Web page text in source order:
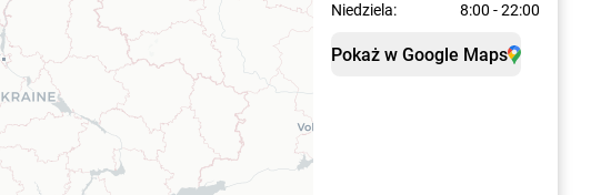
Niedziela:
8:00 - 22:00
Pokaż w Google Maps